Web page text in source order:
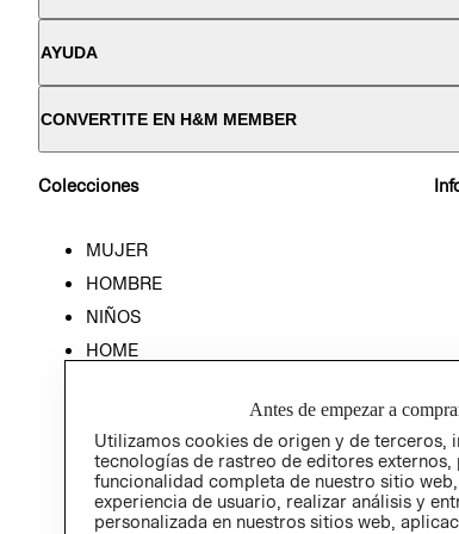
AYUDA
CONVERTITE EN H&M MEMBER
Colecciones
MUJER
HOMBRE
NIÑOS
HOME
Antes de empezar a
Utilizamos cookies de origen y de terceros,
tecnologías de rastreo de editores externos,
funcionalidad completa de nuestro sitio
experiencia de usuario, realizar análisis y
personalizada en nuestros sitios web,